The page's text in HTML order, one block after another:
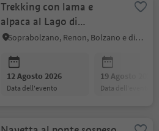
Trekking con lama e
alpaca al Lago di
Costalovara
Soprabolzano, Renon, Bolzano e dintorni
12 Agosto 2026
data dell'evento
19 Agosto 2026
data dell'evento